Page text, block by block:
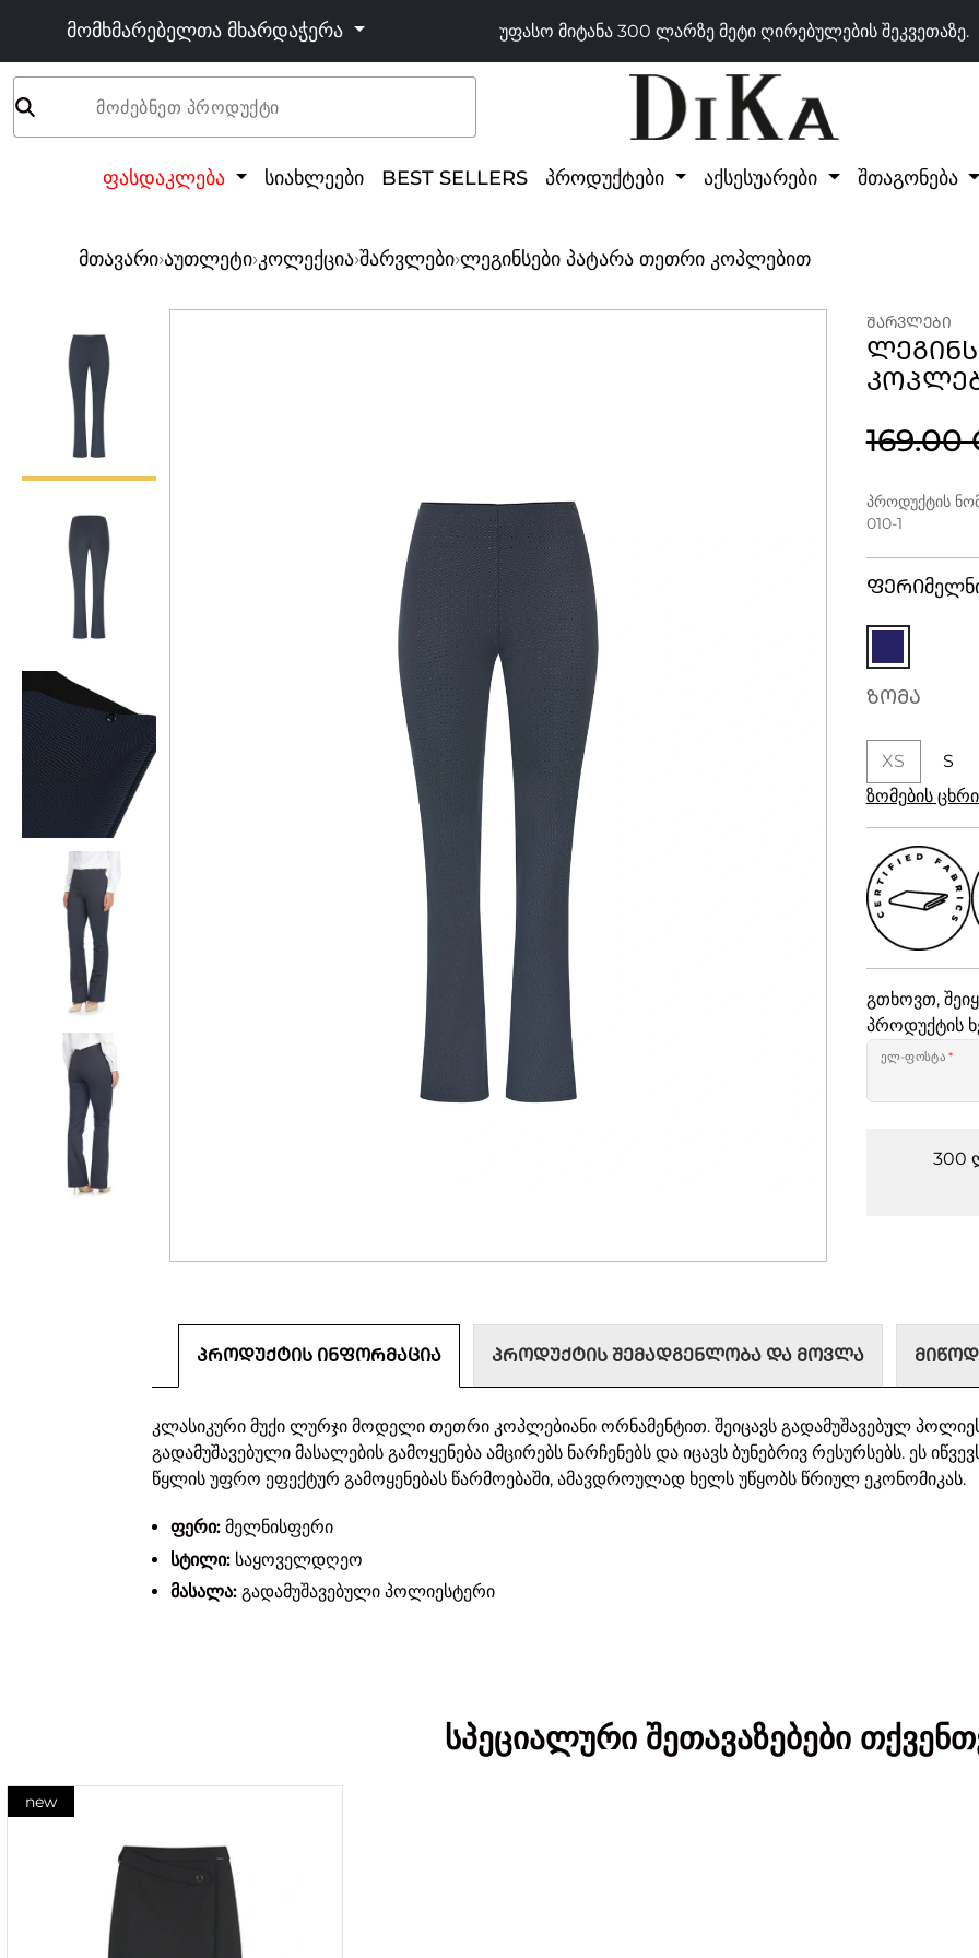
მომხმარებელთა მხარდაჭერა უფასო მიტანა 300 ლარზე მეტი ღირებულების შეკვეთაზე.
მოძებნეთ პროდუქტი
ფასდაკლება სიახლეები BEST SELLERS პროდუქტები აქსესუარები შთაგონება
მთავარი›აუთლეტი›კოლექცია›შარვლები›ლეგინსები პატარა თეთრი კოპლებით
ᲨᲐᲠᲕᲚᲔᲑᲘ
169.00
პროდუქტის
010-1
ᲤᲔᲠᲘ
ᲖᲝᲛᲐ
XS
S
ზომების
გთხოვთ,
პროდუქტის
ელ-ფოსტა *
300
ᲞᲠᲝᲓᲣᲥᲢᲘᲡ ᲘᲜᲤᲝᲠᲛᲐᲪᲘᲐ ᲞᲠᲝᲓᲣᲥᲢᲘᲡ ᲨᲔᲛᲐᲓᲒᲔᲜᲚᲝᲑᲐ ᲓᲐ ᲛᲝᲕᲚᲐ
კლასიკური მუქი ლურჯი მოდელი თეთრი კოპლებიანი ორნამენტით. შეიცავს გადამუშავებულ
გადამუშავებული მასალების გამოყენება ამცირებს ნარჩენებს და იცავს ბუნებრივ რესურსებს. ეს
წყლის უფრო ეფექტურ გამოყენებას წარმოებაში, ამავდროულად ხელს უწყობს წრიულ ეკონომიკას.
ფერი: მელნისფერი
სტილი: საყოველდღეო
მასალა: გადამუშავებული პოლიესტერი
სპეციალური შეთავაზებები
new